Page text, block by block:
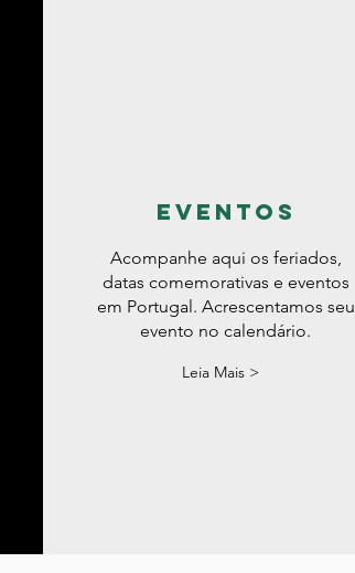
eventos
Acompanhe aqui os feriados,
datas comemorativas e eventos
em Portugal. Acrescentamos seu
evento no calendário.
Leia Mais >